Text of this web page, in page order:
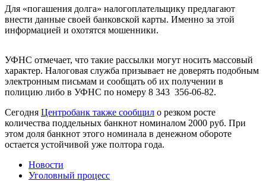
Для «погашения долга» налогоплательщику предлагают
внести данные своей банковской карты. Именно за этой
информацией и охотятся мошенники.
УФНС отмечает, что такие рассылки могут носить массовый
характер. Налоговая служба призывает не доверять подобным
электронным письмам и сообщать об их получении в
полицию либо в УФНС по номеру 8 343 356-06-82.
Сегодня Центробанк также сообщил о резком росте
количества поддельных банкнот номиналом 2000 руб. При
этом доля банкнот этого номинала в денежном обороте
остается устойчивой уже полтора года.
Новости
Уголовный процесс